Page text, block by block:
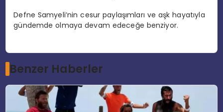
Defne Samyeli’nin cesur paylaşımları ve aşk hayatıyla
gündemde olmaya devam edeceğe benziyor.
Benzer Haberler